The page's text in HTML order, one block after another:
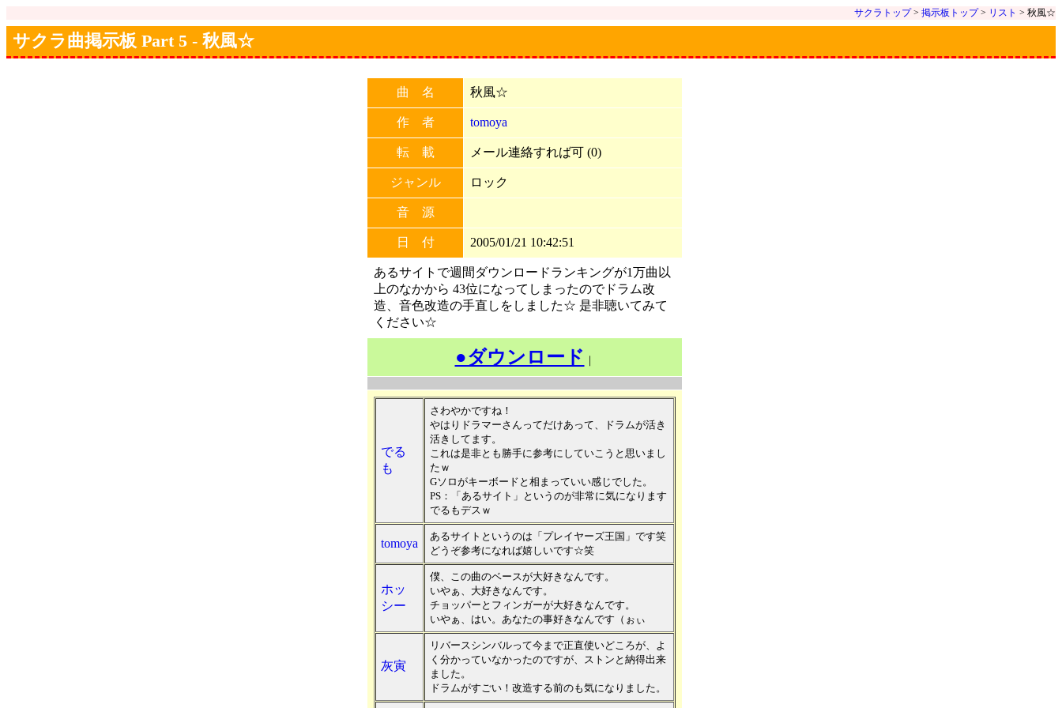
サクラトップ> 掲示板トップ> リスト > 秋風☆
サクラ曲掲示板 Part 5 - 秋風☆
曲 名 秋風☆
作 者 tomoya
転 載 メール連絡すれば可 (0)
ジャンル ロック
音 源
日 付 2005/01/21 10:42:51
あるサイトで週間ダウンロードランキングが1万曲以
上のなかから 43位になってしまったのでドラム改
造、音色改造の手直しをしました☆ 是非聴いてみて
ください☆
●ダウンロード ｜
でる
も
さわやかですね！
やはりドラマーさんってだけあって、ドラムが活き
活きしてます。
これは是非とも勝手に参考にしていこうと思いまし
たｗ
Gソロがキーボードと相まっていい感じでした。
PS：「あるサイト」というのが非常に気になります
でるもデスｗ
tomoya
あるサイトというのは「プレイヤーズ王国」です笑
どうぞ参考になれば嬉しいです☆笑
ホッ
シー
僕、この曲のベースが大好きなんです。
いやぁ、大好きなんです。
チョッパーとフィンガーが大好きなんです。
いやぁ、はい。あなたの事好きなんです（ぉぃ
灰寅
リバースシンバルって今まで正直使いどころが、よ
く分かっていなかったのですが、ストンと納得出来
ました。
ドラムがすごい！改造する前のも気になりました。